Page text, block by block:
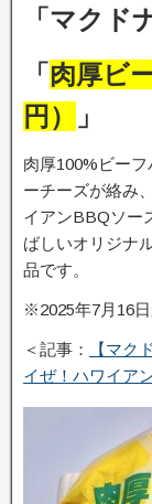
「マクド
「 肉厚ビ
円）
」
肉厚100%ビー
ーチーズが絡み
イアンBBQソー
ばしいオリジナ
品です。
※2025年7月16
＜記事：
【マク
イぜ！ハワイア